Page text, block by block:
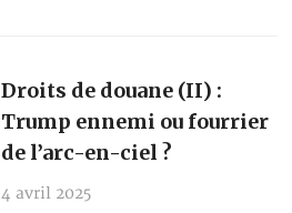
Droits de douane (II) :
Trump ennemi ou fourrier
de l’arc-en-ciel ?
4 avril 2025